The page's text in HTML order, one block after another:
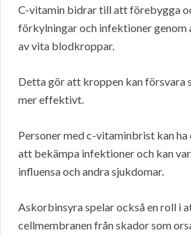
C-vitamin bidrar till att förebygga
förkylningar och infektioner
av vita blodkroppar.
Detta gör att kroppen kan försvara
mer effektivt.
Personer med c-vitaminbrist kan
att bekämpa infektioner och kan
influensa och andra sjukdomar.
Askorbinsyra spelar också en roll i
cellmembranen från skador som